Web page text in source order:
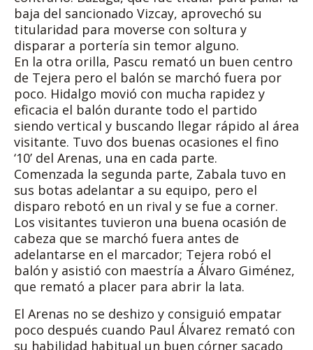
baja del sancionado Vizcay, aprovechó su
titularidad para moverse con soltura y
disparar a portería sin temor alguno.
En la otra orilla, Pascu remató un buen centro
de Tejera pero el balón se marchó fuera por
poco. Hidalgo movió con mucha rapidez y
eficacia el balón durante todo el partido
siendo vertical y buscando llegar rápido al área
visitante. Tuvo dos buenas ocasiones el fino
‘10’ del Arenas, una en cada parte.
Comenzada la segunda parte, Zabala tuvo en
sus botas adelantar a su equipo, pero el
disparo rebotó en un rival y se fue a corner.
Los visitantes tuvieron una buena ocasión de
cabeza que se marchó fuera antes de
adelantarse en el marcador; Tejera robó el
balón y asistió con maestría a Álvaro Giménez,
que remató a placer para abrir la lata.
El Arenas no se deshizo y consiguió empatar
poco después cuando Paul Álvarez remató con
su habilidad habitual un buen córner sacado